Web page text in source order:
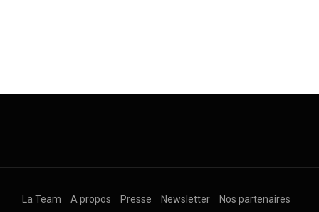
La Team A propos Presse Newsletter
Nos partenaires